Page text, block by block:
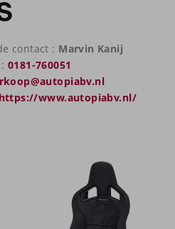
contact : Marvin Kanij
0181-760051
https://www.autopiabv.nl/